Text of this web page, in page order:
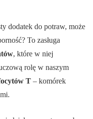
dodatek do potraw, może
To zasługa
, które w niej
rolę w naszym
T – komórek